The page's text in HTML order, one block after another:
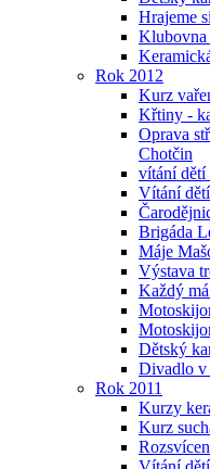
Hrajeme
Klubovna
Rok 2012
Kurz
Křtiny -
Oprava
Chotčin
vítání dětí
Vítání
Brigáda
Máje
Výstava
Každý
Dětský
Divadlo v
Rok 2011
Kurzy
Kurz